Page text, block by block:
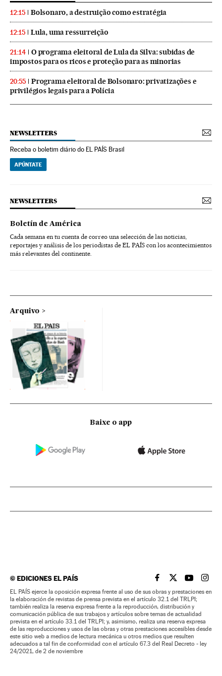
12:15 Bolsonaro, a destruição como estratégia
12:15 Lula, uma ressurreição
21:14
O programa eleitoral de Lula da Silva: subidas de
impostos para os ricos e proteção para as minorias
20:55
Programa eleitoral de Bolsonaro: privatizações e
privilégios legais para a Polícia
NEWSLETTERS
Receba o boletim diário do EL PAÍS Brasil
APÚNTATE
NEWSLETTERS
Boletín de América
Cada semana en tu cuenta de correo una selección de las noticias,
reportajes y análisis de los periodistas de EL PAÍS con los acontecimientos
más relevantes del continente.
Arquivo
Baixe o app
©EDICIONES EL PAÍS EL PAÍS BRASIL EN
EL PAÍSEL PAÍS
EL
EL PAÍS ejerce la oposición expresa frente al uso de sus obras y prestaciones en
la elaboración de revistas de prensa prevista en el artículo 32.1 del TRLPI;
también realiza la reserva expresa frente a la reproducción, distribución y
comunicación pública de sus trabajos y artículos sobre temas de actualidad
prevista en el artículo 33.1 del TRLPI; y, asimismo, realiza una reserva expresa
de las reproducciones y usos de las obras y otras prestaciones accesibles desde
este sitio web a medios de lectura mecánica u otros medios que resulten
adecuados a tal fin de conformidad con el artículo 67.3 del Real Decreto - ley
24/2021, de 2 de noviembre